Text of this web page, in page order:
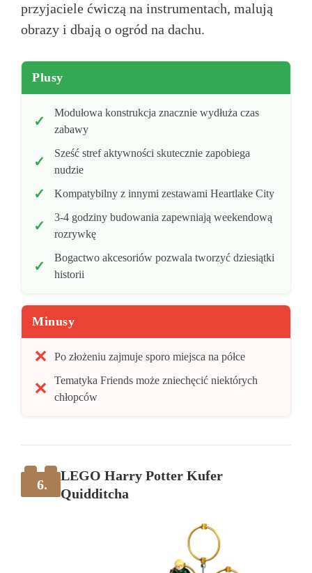
przyjaciele ćwiczą na instrumentach, malują
obrazy i dbają o ogród na dachu.
Plusy
Modułowa konstrukcja znacznie wydłuża czas
zabawy
Sześć stref aktywności skutecznie zapobiega
nudzie
Kompatybilny z innymi zestawami Heartlake City
3-4 godziny budowania zapewniają weekendową
rozrywkę
Bogactwo akcesoriów pozwala tworzyć dziesiątki
historii
Minusy
Po złożeniu zajmuje sporo miejsca na półce
Tematyka Friends może zniechęcić niektórych
chłopców
6.
LEGO Harry Potter Kufer
Quidditcha